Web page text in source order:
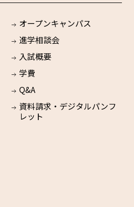
オープンキャンパス
進学相談会
入試概要
学費
Q&A
資料請求・デジタルパンフ
レット